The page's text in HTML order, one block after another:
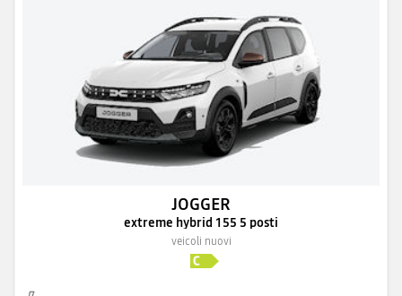
JOGGER
extreme hybrid 155 5 posti
veicoli nuovi